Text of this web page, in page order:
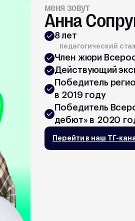
меня зовут
Анна
8 лет
педагогический
Член жюри
Действующий
Победитель
в 2019 году
Победитель
дебют» в 2020
Перейти в наш ТГ-